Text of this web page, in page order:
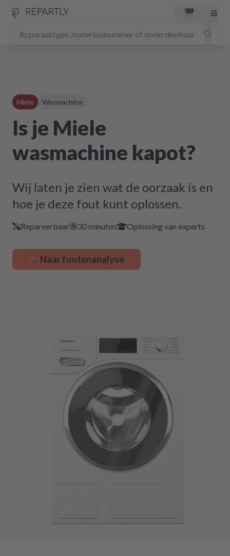
Miele Wasmachine
Is je Miele
wasmachine kapot?
Wij laten je zien wat de oorzaak is en
hoe je deze fout kunt oplossen.
Repareerbaar 30 minuten Oplossing van experts
Naar foutenanalyse